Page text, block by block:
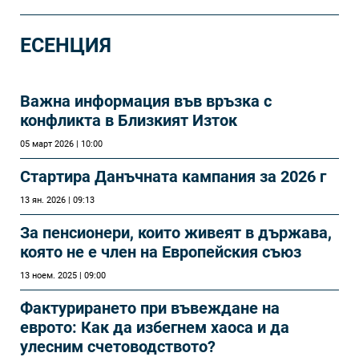
ЕСЕНЦИЯ
Важна информация във връзка с
конфликта в Близкият Изток
05 март 2026 | 10:00
Стартира Данъчната кампания за 2026 г
13 ян. 2026 | 09:13
За пенсионери, които живеят в държава,
която не е член на Европейския съюз
13 ноем. 2025 | 09:00
Фактурирането при въвеждане на
еврото: Как да избегнем хаоса и да
улесним счетоводството?